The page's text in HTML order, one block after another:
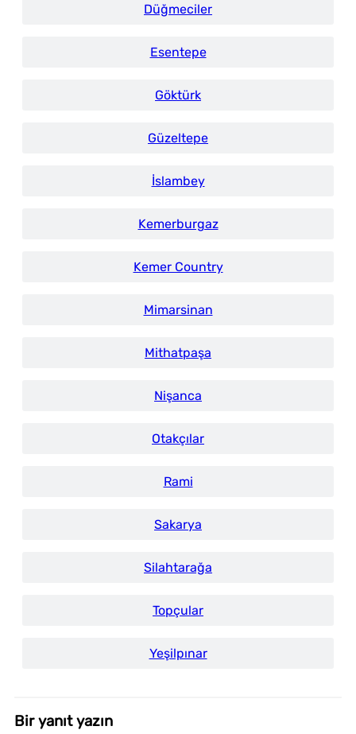
Düğmeciler
Esentepe
Göktürk
Güzeltepe
İslambey
Kemerburgaz
Kemer Country
Mimarsinan
Mithatpaşa
Nişanca
Otakçılar
Rami
Sakarya
Silahtarağa
Topçular
Yeşilpınar
Bir yanıt yazın